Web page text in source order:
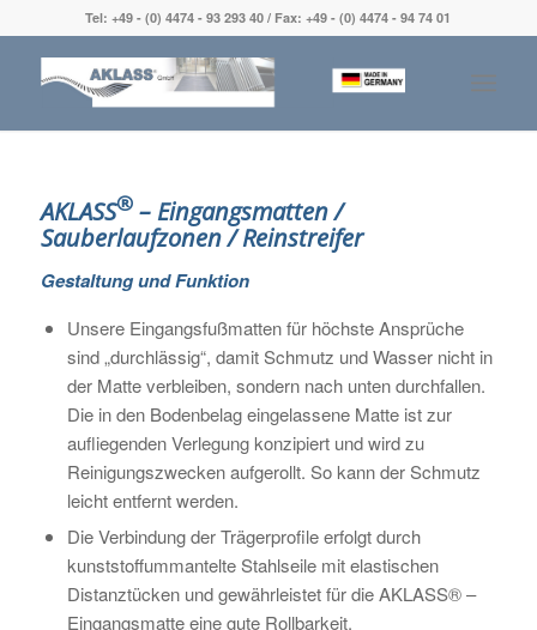
Tel: +49 - (0) 4474 - 93 293 40 / Fax: +49 - (0) 4474 - 94 74 01
AKLASS®– Eingangsmatten /
Sauberlaufzonen / Reinstreifer
Gestaltung und Funktion
Unsere Eingangsfußmatten für höchste Ansprüche
sind „durchlässig“, damit Schmutz und Wasser nicht in
der Matte verbleiben, sondern nach unten durchfallen.
Die in den Bodenbelag eingelassene Matte ist zur
aufliegenden Verlegung konzipiert und wird zu
Reinigungszwecken aufgerollt. So kann der Schmutz
leicht entfernt werden.
Die Verbindung der Trägerprofile erfolgt durch
kunststoffummantelte Stahlseile mit elastischen
Distanztücken und gewährleistet für die AKLASS® –
Eingangsmatte eine gute Rollbarkeit.